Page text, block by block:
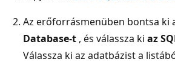
Az erőforrásmenüben bontsa ki
Database-t , és válassza ki az
Válassza ki az adatbázist a